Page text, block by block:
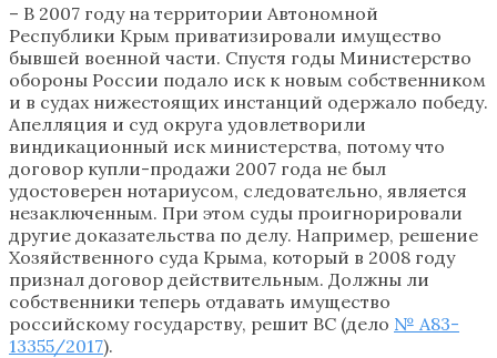
– В 2007 году на территории Автономной
Республики Крым приватизировали имущество
бывшей военной части. Спустя годы Министерство
обороны России подало иск к новым собственником
и в судах нижестоящих инстанций одержало победу.
Апелляция и суд округа удовлетворили
виндикационный иск министерства, потому что
договор купли-продажи 2007 года не был
удостоверен нотариусом, следовательно, является
незаключенным. При этом суды проигнорировали
другие доказательства по делу. Например, решение
Хозяйственного суда Крыма, который в 2008 году
признал договор действительным. Должны ли
собственники теперь отдавать имущество
российскому государству, решит ВС (дело № А83-
13355/2017).